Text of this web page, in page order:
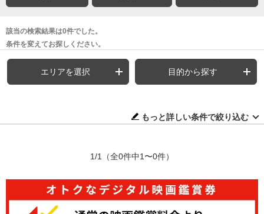
該当の検索結果は0件でした。
条件を変えてお探しください。
エリアを選択 目的から探す
もっと詳しい条件で絞り込む
1/1 （全0件中1〜0件）